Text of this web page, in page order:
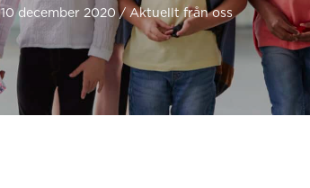
10 december 2020 / Aktuellt från oss